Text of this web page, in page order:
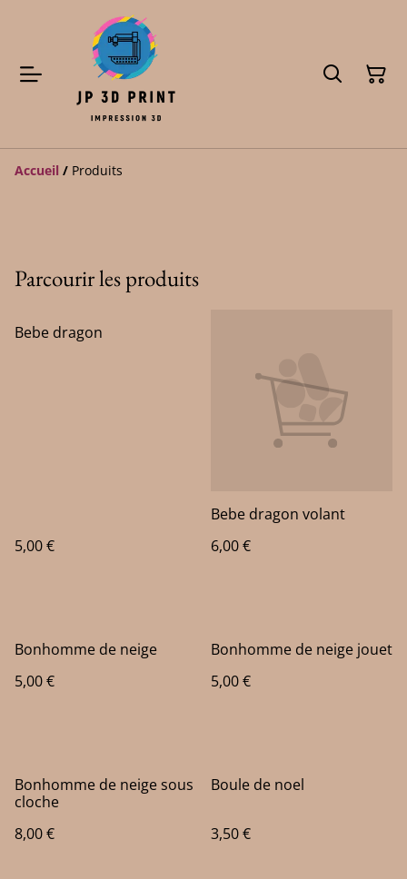
Accueil / Produits
Parcourir les produits
Bebe dragon
5,00 €
Bebe dragon volant
6,00 €
Bonhomme de neige
5,00 €
Bonhomme de neige jouet
5,00 €
Bonhomme de neige sous
cloche
8,00 €
Boule de noel
3,50 €